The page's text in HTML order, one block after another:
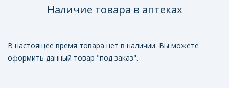
Наличие товара в аптеках
В настоящее время товара нет в наличии. Вы можете
оформить данный товар "под заказ".